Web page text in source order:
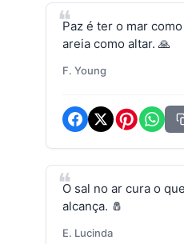
Paz é ter o mar
areia como altar. 🙏
F. Young
O sal no ar cura o
alcança. 🧂
E. Lucinda